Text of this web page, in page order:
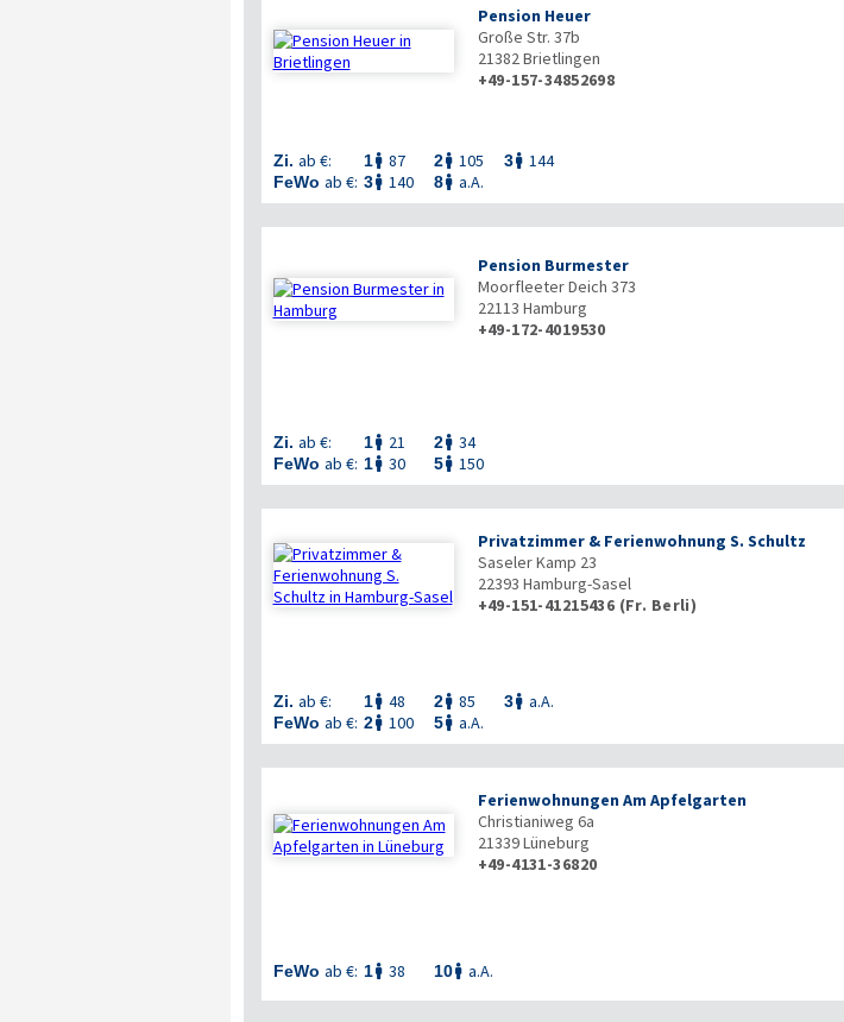
Pension Heuer
Große Str. 37b
21382Brietlingen
+49-157-34852698
Zi. ab €: 1 87 2 105 3 144
FeWo ab €: 3 140 8 a.A.
Pension Burmester
Moorfleeter Deich 373
22113 Hamburg
+49-172-4019530
Zi. ab €: 1 21 2 34
FeWo ab €: 1 30 5 150
Privatzimmer & Ferienwohnung S. Schultz
Saseler Kamp 23
22393 Hamburg-Sasel
+49-151-41215436 (Fr. Berli)
Zi. ab €: 1 48 2 85 3 a.A.
FeWo ab €: 2 100 5 a.A.
Ferienwohnungen Am Apfelgarten
Christianiweg 6a
21339Lüneburg
+49-4131-36820
FeWo ab €: 1 38 10 a.A.